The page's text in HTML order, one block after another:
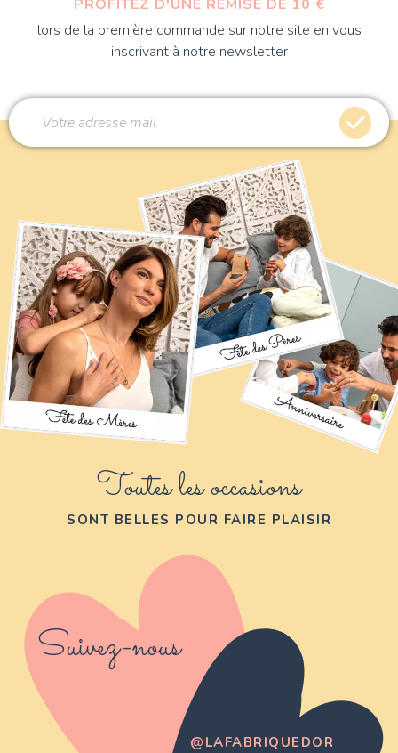
PROFITEZ D'UNE REMISE DE 10 €
lors de la première commande sur notre site en vous
inscrivant à notre newsletter
Toutes les occasions
SONT BELLES POUR FAIRE PLAISIR
Suivez-nous
@LAFABRIQUEDOR